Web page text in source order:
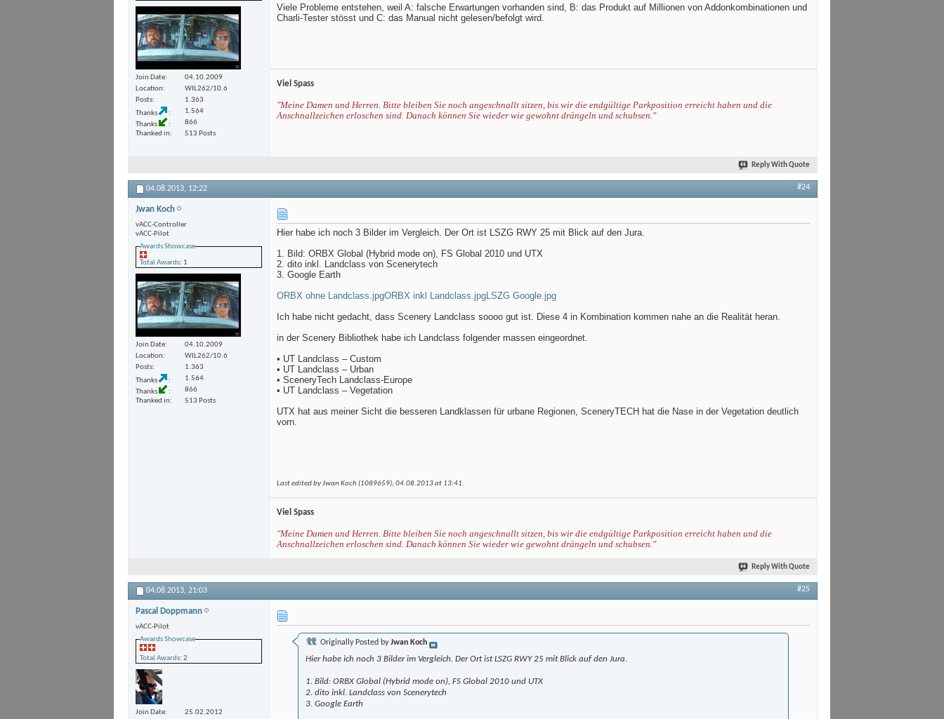
Join Date
04.10.2009
Location
WIL262/10.6
Posts
1.363
Thanks
1.564
Thanks
866
Thanked in
513 Posts
Viele Probleme entstehen, weil A: falsche Erwartungen vorhanden sind, B: das Produkt auf Millionen von Addonkombinationen und
Charli-Tester stösst und C: das Manual nicht gelesen/befolgt wird.
Viel Spass
"Meine Damen und Herren. Bitte bleiben Sie noch angeschnallt sitzen, bis wir die endgültige Parkposition erreicht haben und die
Anschnallzeichen erloschen sind. Danach können Sie wieder wie gewohnt drängeln und schubsen."
Reply With Quote
04.08.2013, 12:22 #24
Jwan Koch
vACC-Controller
vACC-Pilot
Awards Showcase
Total Awards: 1
Join Date
04.10.2009
Location
WIL262/10.6
Posts
1.363
Thanks
1.564
Thanks
866
Thanked in
513 Posts
Hier habe ich noch 3 Bilder im Vergleich. Der Ort ist LSZG RWY 25 mit Blick auf den Jura.
1. Bild: ORBX Global (Hybrid mode on), FS Global 2010 und UTX
2. dito inkl. Landclass von Scenerytech
3. Google Earth
ORBX ohne Landclass.jpgORBX inkl Landclass.jpgLSZG Google.jpg
Ich habe nicht gedacht, dass Scenery Landclass soooo gut ist. Diese 4 in Kombination kommen nahe an die Realität heran.
in der Scenery Bibliothek habe ich Landclass folgender massen eingeordnet.
• UT Landclass – Custom
• UT Landclass – Urban
• SceneryTech Landclass-Europe
• UT Landclass – Vegetation
UTX hat aus meiner Sicht die besseren Landklassen für urbane Regionen, SceneryTECH hat die Nase in der Vegetation deutlich
vorn.
Last edited by Jwan Koch (1089659); 04.08.2013 at 13:41.
Viel Spass
"Meine Damen und Herren. Bitte bleiben Sie noch angeschnallt sitzen, bis wir die endgültige Parkposition erreicht haben und die
Anschnallzeichen erloschen sind. Danach können Sie wieder wie gewohnt drängeln und schubsen."
Reply With Quote
04.08.2013, 21:03 #25
Pascal Doppmann
vACC-Pilot
Awards Showcase
Total Awards: 2
Join Date
25.02.2012
Originally Posted byJwan Koch
Hier habe ich noch 3 Bilder im Vergleich. Der Ort ist LSZG RWY 25 mit Blick auf den Jura.
1. Bild: ORBX Global (Hybrid mode on), FS Global 2010 und UTX
2. dito inkl. Landclass von Scenerytech
3. Google Earth